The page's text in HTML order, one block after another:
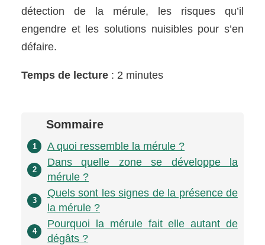
détection de la mérule, les risques qu’il
engendre et les solutions nuisibles pour s’en
défaire.
Temps de lecture : 2 minutes
Sommaire
1 A quoi ressemble la mérule ?
2
Dans quelle zone se développe la
mérule ?
3
Quels sont les signes de la présence de
la mérule ?
4
Pourquoi la mérule fait elle autant de
dégâts ?